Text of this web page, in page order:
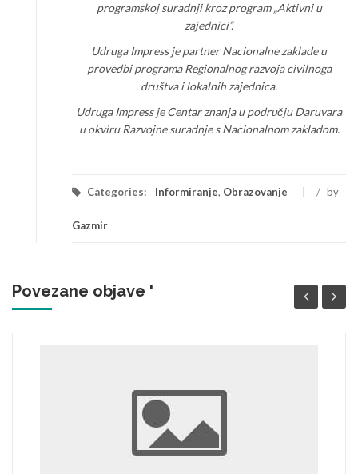
programskoj suradnji kroz program „Aktivni u
zajednici”.
Udruga Impress je partner Nacionalne zaklade u
provedbi programa Regionalnog razvoja civilnoga
društva i lokalnih zajednica.
Udruga Impress je Centar znanja u području Daruvara
u okviru Razvojne suradnje s Nacionalnom zakladom.
Categories: Informiranje, Obrazovanje / by
Gazmir
Povezane objave '